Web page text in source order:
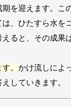
を迎えます。こ
、ひたすら水を
ると、その成果
。 かけ流しによ
していきます。